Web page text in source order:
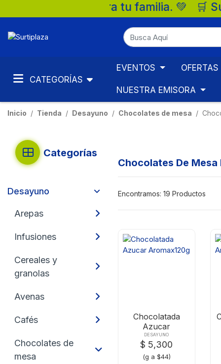
💚 🛒 Supermercados
CATEGORÍAS
EVENTOS OFERTAS
NUESTRA EMISORA
Inicio Tienda Desayuno Chocolates de mesa
Categorías
Desayuno
Arepas
Infusiones
Cereales y
granolas
Avenas
Cafés
Chocolates de
mesa
Chocolates De Mesa
Encontramos: 19 Productos
Chocolatada
Azucar
Aromax120g
DESAYUNO
$ 5,300
(g a $44)